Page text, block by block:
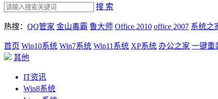
搜 索
热搜： QQ管家 金山毒霸 鲁大师 Office 2010 office 2007 系统之
首页 Win10系统 Win7系统 Win11系统 XP系统 办公之家 一键重
其他
IT资讯
Win8系统